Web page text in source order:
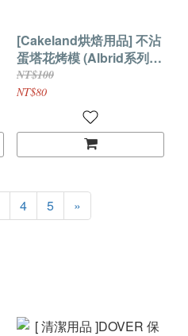
[Cakeland烘焙用品] 不沾
蛋塔花烤模 (Albrid系列
款) ( No.5321-8cm /
No.5322-8.2cm )
NT$100
NT$80
4 5 »